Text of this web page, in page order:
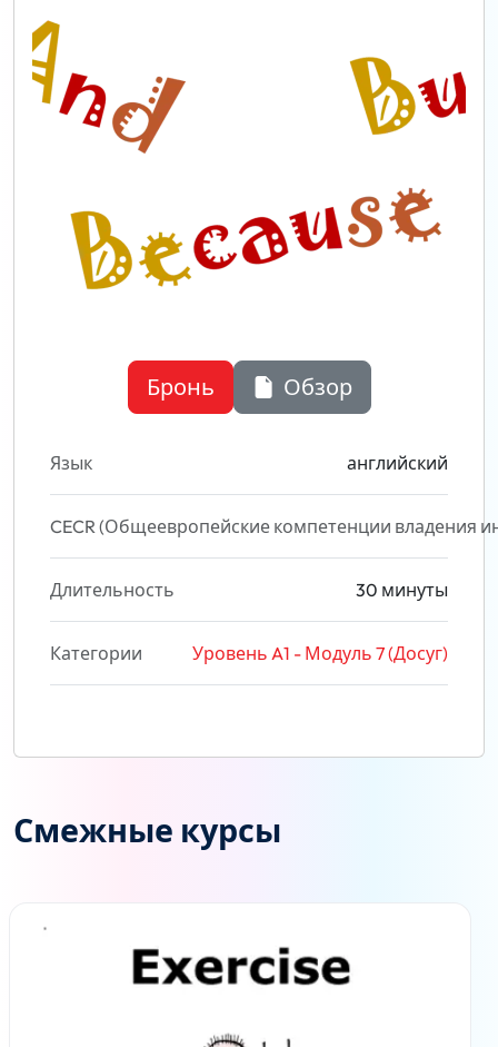
Бронь Обзор
Язык английский
CECR (Общеевропейские компетенции владения
Длительность 30 минуты
Категории Уровень A1 - Модуль 7 (Досуг)
Смежные курсы